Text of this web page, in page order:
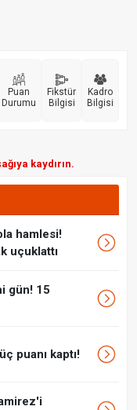
Puan
Durumu
Fikstür
Bilgisi
Kadro
Bilgisi
kaydırın.
hamlesi!
uçuklattı
gün! 15
puanı kaptı!